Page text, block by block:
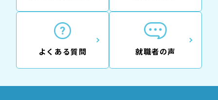
よくある質問 就職者の声